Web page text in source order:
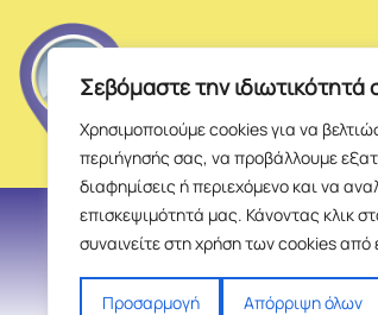
Σεβόμαστε την ιδιωτικότητά
Χρησιμοποιούμε cookies για να
περιήγησής σας, να προβάλλουμε
διαφημίσεις ή περιεχόμενο και να
επισκεψιμότητά μας. Κάνοντας κλικ
συναινείτε στη χρήση των cookies από
Προσαρμογή Απόρριψη όλων